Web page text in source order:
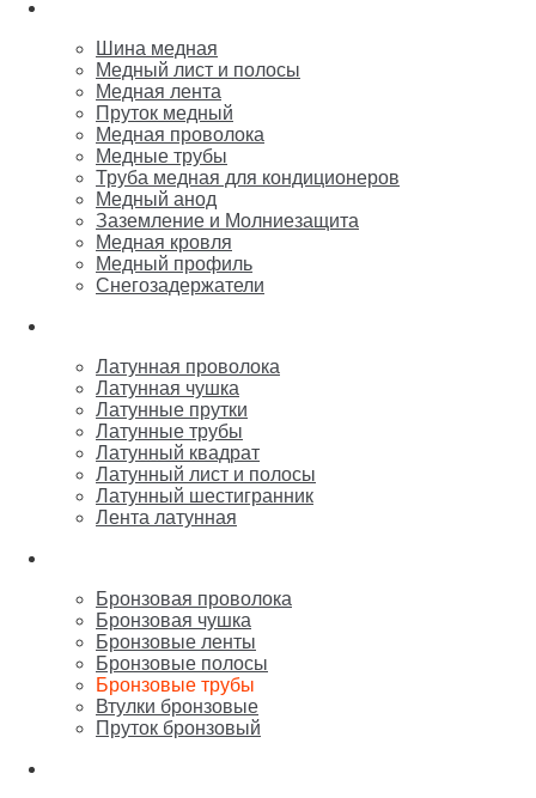
Шина медная
Медный лист и полосы
Медная лента
Пруток медный
Медная проволока
Медные трубы
Труба медная для кондиционеров
Медный анод
Заземление и Молниезащита
Медная кровля
Медный профиль
Снегозадержатели
Латунная проволока
Латунная чушка
Латунные прутки
Латунные трубы
Латунный квадрат
Латунный лист и полосы
Латунный шестигранник
Лента латунная
Бронзовая проволока
Бронзовая чушка
Бронзовые ленты
Бронзовые полосы
Бронзовые трубы
Втулки бронзовые
Пруток бронзовый